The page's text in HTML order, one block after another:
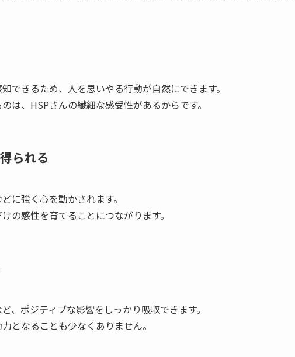
できるため、人を思いやる行動が自然にできます。
は、HSPさんの繊細な感受性があるからです。
られる
に強く心を動かされます。
の感性を育てることにつながります。
、ポジティブな影響をしっかり吸収できます。
となることも少なくありません。